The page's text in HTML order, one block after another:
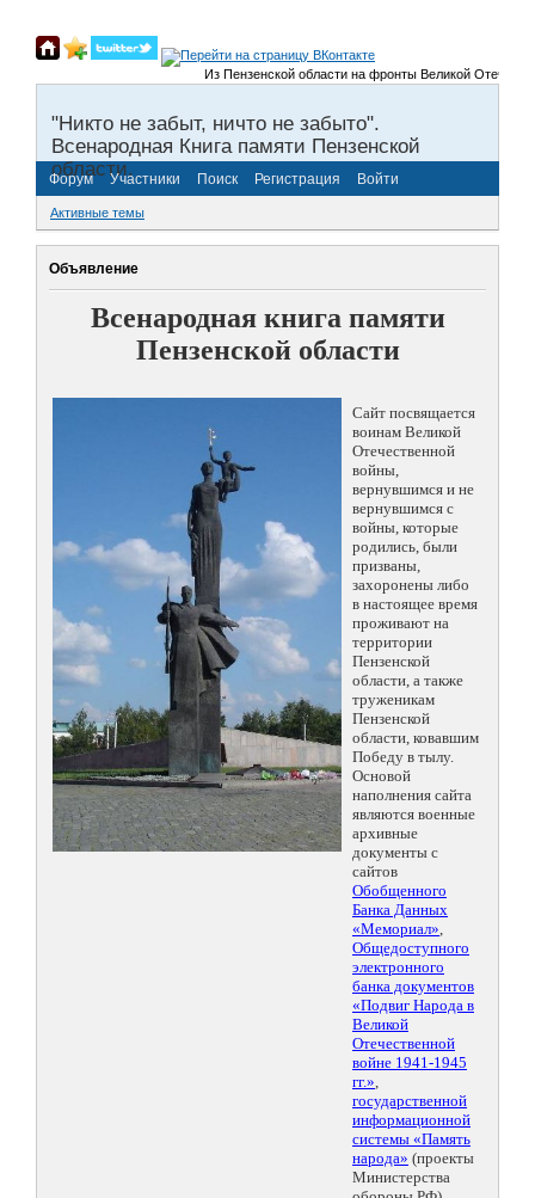
Из Пензенской области на фронты Великой
"Никто не забыт, ничто не забыто".
Всенародная Книга памяти Пензенской
области.
Форум Участники Поиск Регистрация Войти
Активные темы
Объявление
Всенародная книга памяти
Пензенской области
Сайт посвящается
воинам Великой
Отечественной
войны,
вернувшимся и не
вернувшимся с
войны, которые
родились, были
призваны,
захоронены либо
в настоящее время
проживают на
территории
Пензенской
области, а также
труженикам
Пензенской
области, ковавшим
Победу в тылу.
Основой
наполнения сайта
являются военные
архивные
документы с
сайтов
Обобщенного
Банка Данных
«Мемориал»,
Общедоступного
электронного
банка документов
«Подвиг Народа в
Великой
Отечественной
войне 1941-1945
гг.»,
государственной
информационной
системы «Память
народа» (проекты
Министерства